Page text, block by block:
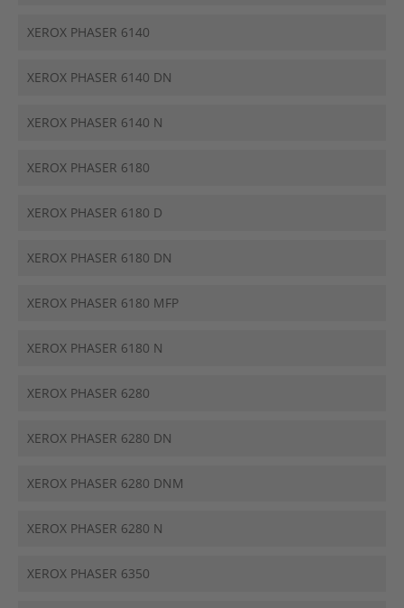
XEROX PHASER 6140
XEROX PHASER 6140 DN
XEROX PHASER 6140 N
XEROX PHASER 6180
XEROX PHASER 6180 D
XEROX PHASER 6180 DN
XEROX PHASER 6180 MFP
XEROX PHASER 6180 N
XEROX PHASER 6280
XEROX PHASER 6280 DN
XEROX PHASER 6280 DNM
XEROX PHASER 6280 N
XEROX PHASER 6350